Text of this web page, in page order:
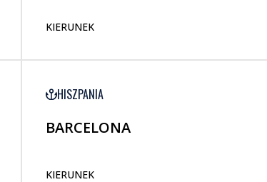
KIERUNEK
HISZPANIA
BARCELONA
KIERUNEK